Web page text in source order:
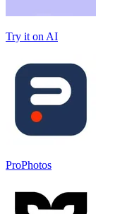
Try it on AI
ProPhotos